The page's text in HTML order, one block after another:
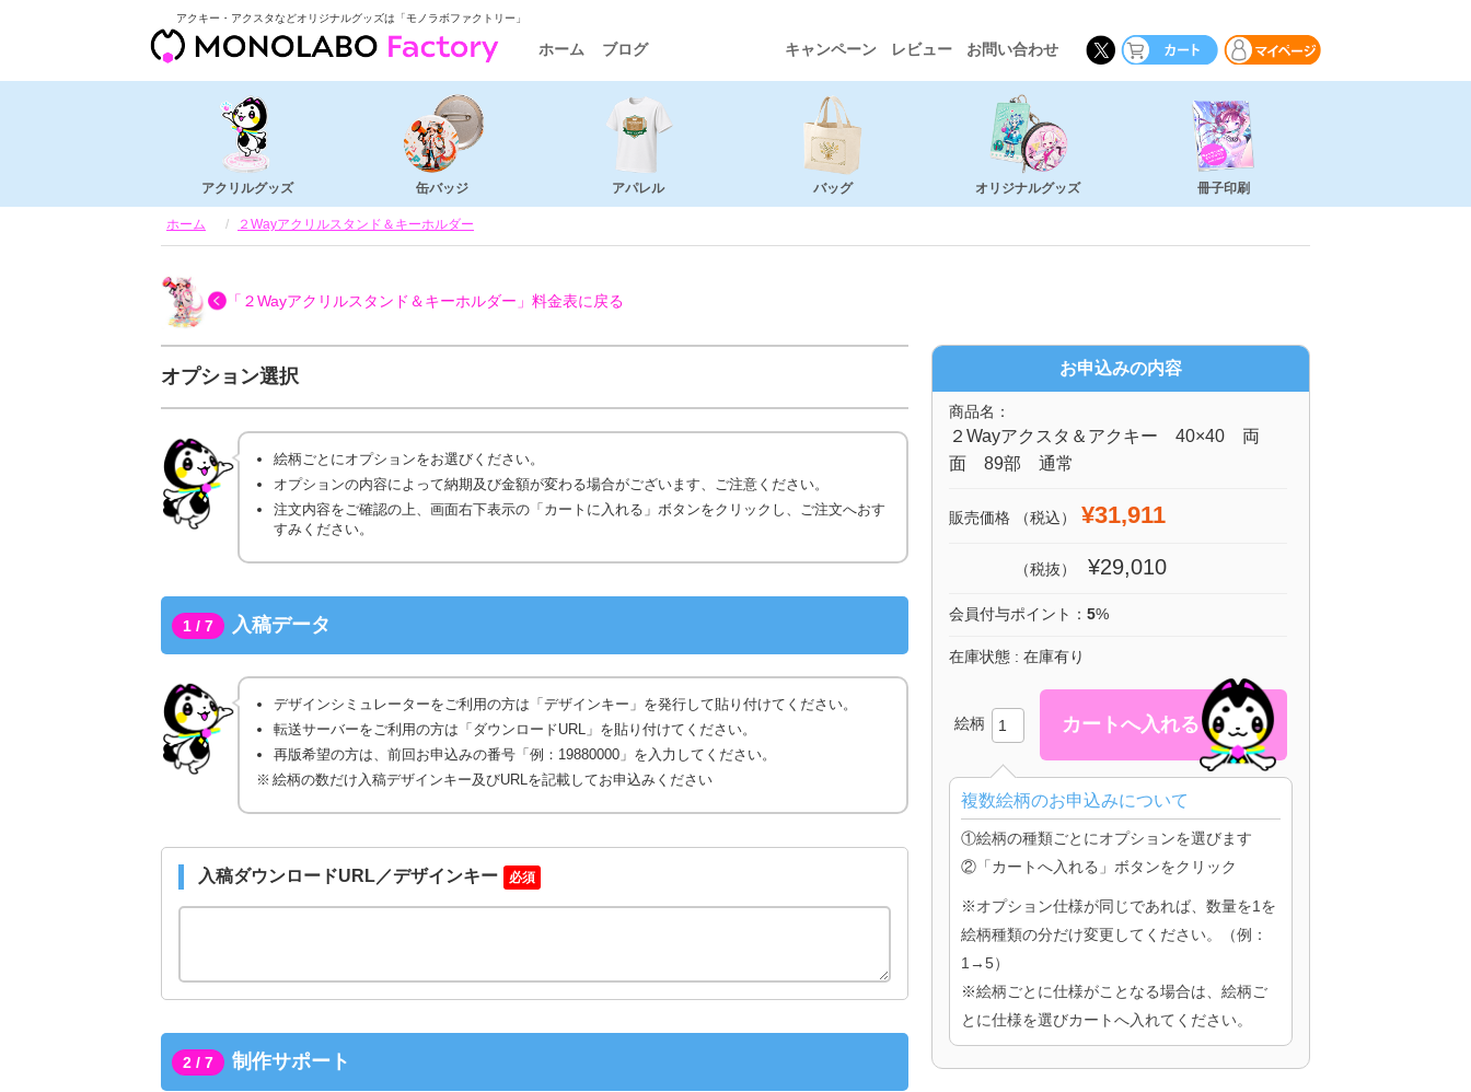
アクキー・アクスタなどオリジナルグッズは「モノラボファクトリー」
ホーム ブログ キャンペーン レビュー お問い合わせ
アクリルグッズ 缶バッジ アパレル バッグ オリジナルグッズ 冊子印刷
ホーム ２Wayアクリルスタンド＆キーホルダー
「２Wayアクリルスタンド＆キーホルダー」 料金表に戻る
オプション選択
絵柄ごとにオプションをお選びください。
オプションの内容によって納期及び金額が変わる場合がございます、ご注意ください。
注文内容をご確認の上、画面右下表示の「カートに入れる」ボタンをクリックし、ご注文へおす
すみください。
1 / 7 入稿データ
デザインシミュレーターをご利用の方は「デザインキー」を発行して貼り付けてください。
転送サーバーをご利用の方は「ダウンロードURL」を貼り付けてください。
再版希望の方は、前回お申込みの番号「例：19880000」を入力してください。
絵柄の数だけ入稿デザインキー及びURLを記載してお申込みください
入稿ダウンロードURL／デザインキー 必須
2 / 7 制作サポート
お申込みの内容
商品名：
２Wayアクスタ＆アクキー 40×40 両
面 89部 通常
販売価格 （税込） ¥31,911
（税抜） ¥29,010
会員付与ポイント： 5%
在庫状態 : 在庫有り
絵柄
複数絵柄のお申込みについて
①絵柄の種類ごとにオプションを選びます
②「カートへ入れる」ボタンをクリック
※オプション仕様が同じであれば、数量を1を
絵柄種類の分だけ変更してください。（例：
1→5）
※絵柄ごとに仕様がことなる場合は、絵柄ご
とに仕様を選びカートへ入れてください。